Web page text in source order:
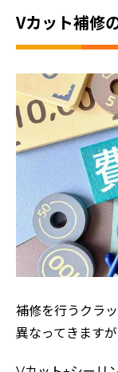
Vカット補修
補修を行うクラ
異なってきます